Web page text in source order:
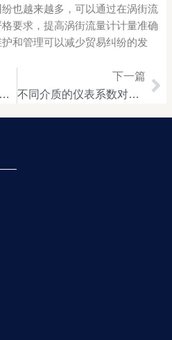
也越来越多，可以通过在涡街流
要求，提高涡街流量计计量准确
和管理可以减少贸易纠纷的发
涡街流量计的具有哪些优点
下一篇
不同介质的仪表系数对蒸汽涡街流量计检定误差